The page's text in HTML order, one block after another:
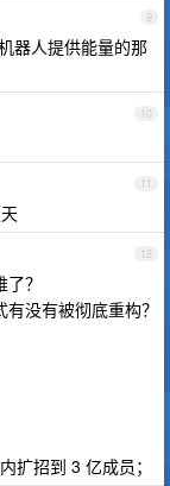
9
器人提供能量的那
10
11
12
？
没有被彻底重构？
扩招到 3 亿成员；